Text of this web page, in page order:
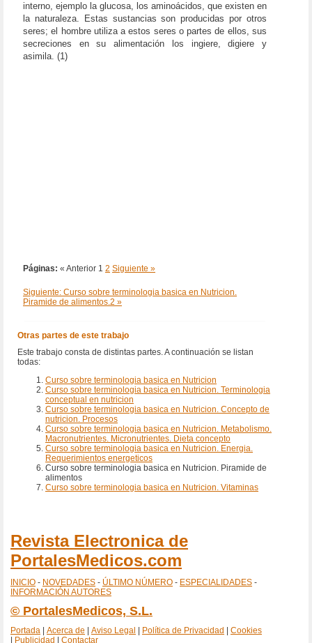
interno, ejemplo la glucosa, los aminoácidos, que existen en
la naturaleza. Estas sustancias son producidas por otros
seres; el hombre utiliza a estos seres o partes de ellos, sus
secreciones en su alimentación los ingiere, digiere y
asimila. (1)
Páginas: « Anterior 1 2 Siguiente »
Siguiente: Curso sobre terminologia basica en Nutricion.
Piramide de alimentos.2 »
Otras partes de este trabajo
Este trabajo consta de distintas partes. A continuación se listan
todas:
Curso sobre terminologia basica en Nutricion
Curso sobre terminologia basica en Nutricion. Terminologia
conceptual en nutricion
Curso sobre terminologia basica en Nutricion. Concepto de
nutricion. Procesos
Curso sobre terminologia basica en Nutricion. Metabolismo.
Macronutrientes. Micronutrientes. Dieta concepto
Curso sobre terminologia basica en Nutricion. Energia.
Requerimientos energeticos
Curso sobre terminologia basica en Nutricion. Piramide de
alimentos
Curso sobre terminologia basica en Nutricion. Vitaminas
Revista Electronica de
PortalesMedicos.com
INICIO - NOVEDADES - ÚLTIMO NÚMERO - ESPECIALIDADES -
INFORMACIÓN AUTORES
© PortalesMedicos, S.L.
Portada Acerca de Aviso Legal Política de Privacidad
Cookies
Publicidad Contactar